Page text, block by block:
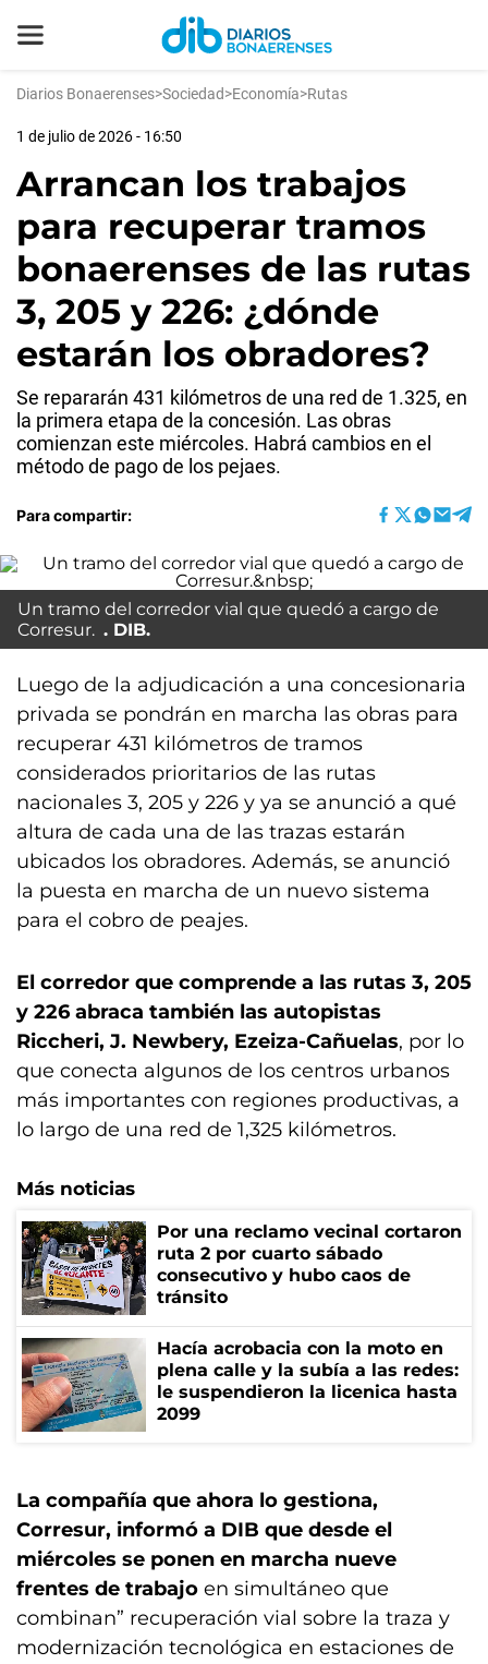
Diarios Bonaerenses>Sociedad>Economía>Rutas
1 de julio de 2026 - 16:50
Arrancan los trabajos
para recuperar tramos
bonaerenses de las rutas
3, 205 y 226: ¿dónde
estarán los obradores?
Se repararán 431 kilómetros de una red de 1.325, en
la primera etapa de la concesión. Las obras
comienzan este miércoles. Habrá cambios en el
método de pago de los pejaes.
Para compartir:
Un tramo del corredor vial que quedó a cargo de
Corresur.
DIB.
Luego de la adjudicación a una concesionaria
privada se pondrán en marcha las obras para
recuperar 431 kilómetros de tramos
considerados prioritarios de las rutas
nacionales 3, 205 y 226 y ya se anunció a qué
altura de cada una de las trazas estarán
ubicados los obradores. Además, se anunció
la puesta en marcha de un nuevo sistema
para el cobro de peajes.
El corredor que comprende a las rutas 3, 205
y 226 abraca también las autopistas
Riccheri, J. Newbery, Ezeiza-Cañuelas, por lo
que conecta algunos de los centros urbanos
más importantes con regiones productivas, a
lo largo de una red de 1,325 kilómetros.
Más noticias
Por una reclamo vecinal cortaron
ruta 2 por cuarto sábado
consecutivo y hubo caos de
tránsito
Hacía acrobacia con la moto en
plena calle y la subía a las redes:
le suspendieron la licenica hasta
2099
La compañía que ahora lo gestiona,
Corresur, informó a DIB que desde el
miércoles se ponen en marcha nueve
frentes de trabajo en simultáneo que
combinan” recuperación vial sobre la traza y
modernización tecnológica en estaciones de